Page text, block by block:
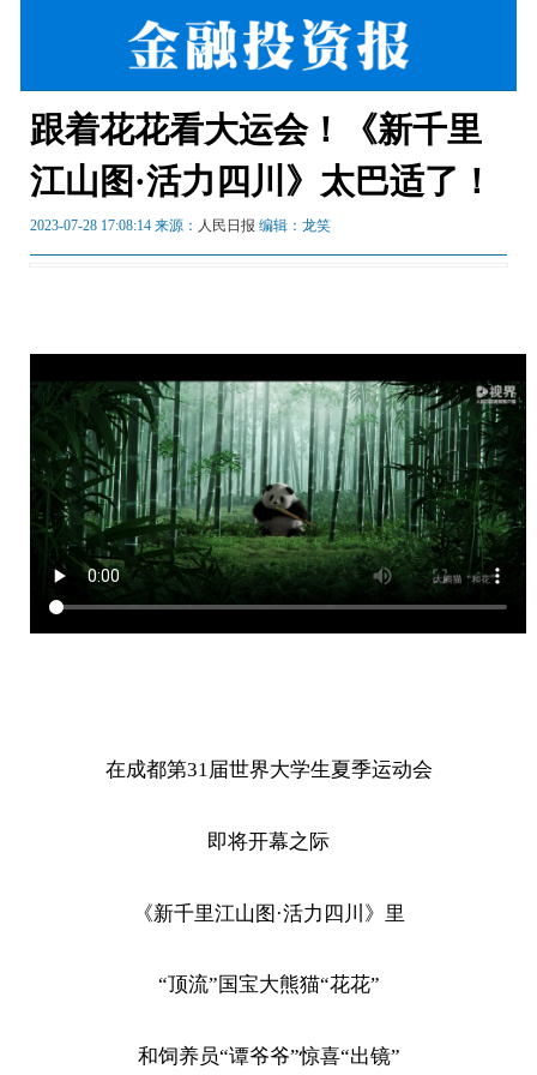
跟着花花看大运会！《新千里
江山图·活力四川》太巴适了！
2023-07-28 17:08:14 来源： 人民日报 编辑：龙笑
在成都第31届世界大学生夏季运动会
即将开幕之际
《新千里江山图·活力四川》里
“顶流”国宝大熊猫“花花”
和饲养员“谭爷爷”惊喜“出镜”